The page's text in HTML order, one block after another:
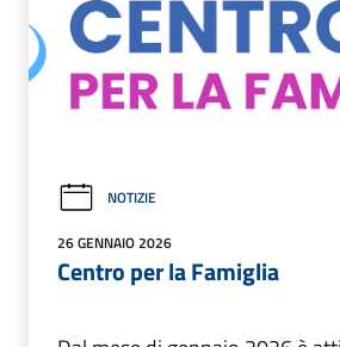
NOTIZIE
26 GENNAIO 2026
Centro per la Famiglia